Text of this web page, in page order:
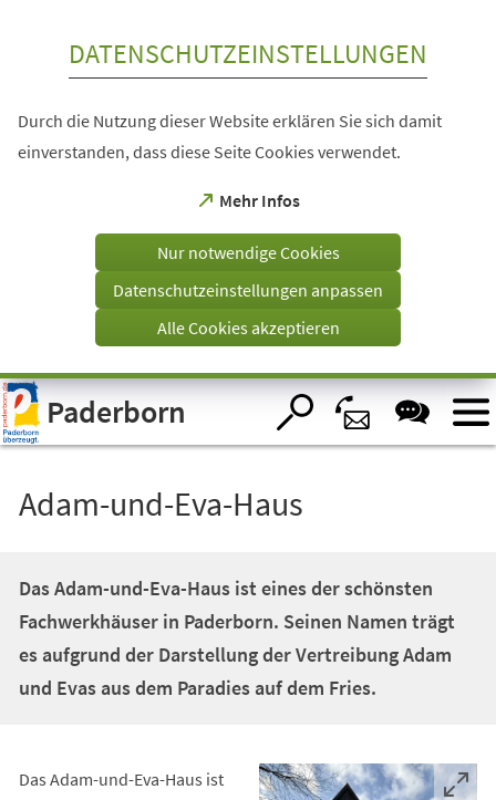
Visuelle
Assistenzsoftware
öffnen.
DATENSCHUTZEINSTELLUNGEN
Durch die Nutzung dieser Website erklären Sie sich damit
einverstanden, dass diese Seite Cookies verwendet.
Mehr Infos
(Öffnet
einem
Tab)
Nur notwendige Cookies
Datenschutzeinstellungen anpassen
Alle Cookies akzeptieren
Paderborn
Adam-und-Eva-Haus
Das Adam-und-Eva-Haus ist eines der schönsten
Fachwerkhäuser in Paderborn. Seinen Namen trägt
es aufgrund der Darstellung der Vertreibung Adam
und Evas aus dem Paradies auf dem Fries.
Das Adam-und-Eva-Haus ist